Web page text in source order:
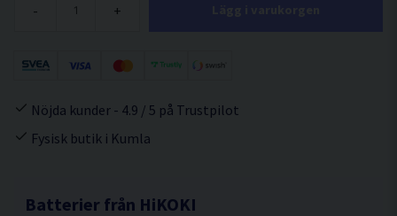
- +
Nöjda kunder - 4.9 / 5 på Trustpilot
Fysisk butik i Kumla
Batterier från HiKOKI